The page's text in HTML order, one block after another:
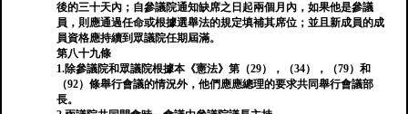
後的三十天內；自參議院通知缺席之日起兩個月內，如果他是參議
員，則應通過任命或根據選舉法的規定填補其席位；並且新成員的成
員資格應持續到眾議院任期屆滿。
第八十九條
1.除參議院和眾議院根據本《憲法》第（29），（34），（79）和
（92）條舉行會議的情況外，他們應應總理的要求共同舉行會議部
長。